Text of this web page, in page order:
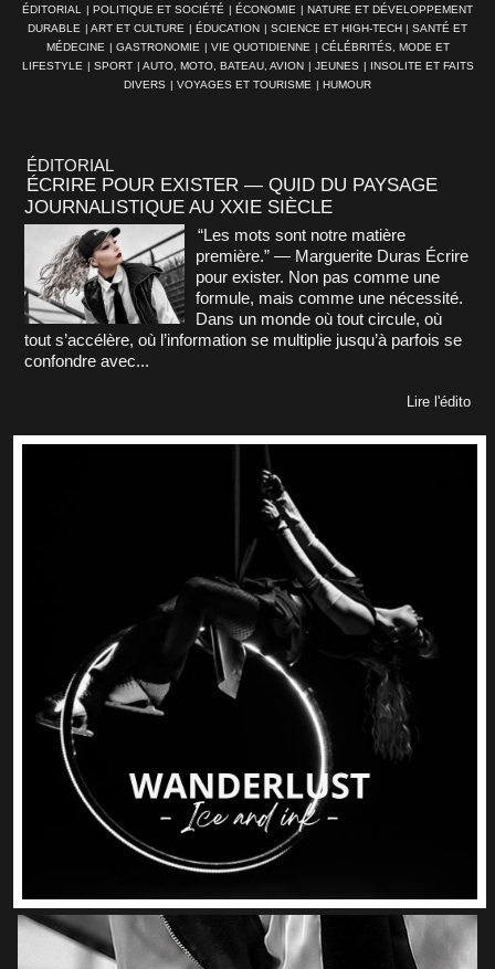
ÉDITORIAL | POLITIQUE ET SOCIÉTÉ | ÉCONOMIE | NATURE ET DÉVELOPPEMENT
DURABLE | ART ET CULTURE | ÉDUCATION | SCIENCE ET HIGH-TECH | SANTÉ ET
MÉDECINE | GASTRONOMIE | VIE QUOTIDIENNE | CÉLÉBRITÉS, MODE ET
LIFESTYLE | SPORT | AUTO, MOTO, BATEAU, AVION | JEUNES | INSOLITE ET FAITS
DIVERS | VOYAGES ET TOURISME | HUMOUR
ÉDITORIAL
ÉCRIRE POUR EXISTER — QUID DU PAYSAGE
JOURNALISTIQUE AU XXIE SIÈCLE
“Les mots sont notre matière
première.” — Marguerite Duras Écrire
pour exister. Non pas comme une
formule, mais comme une nécessité.
Dans un monde où tout circule, où
tout s’accélère, où l’information se multiplie jusqu’à parfois se
confondre avec...
Lire l'édito